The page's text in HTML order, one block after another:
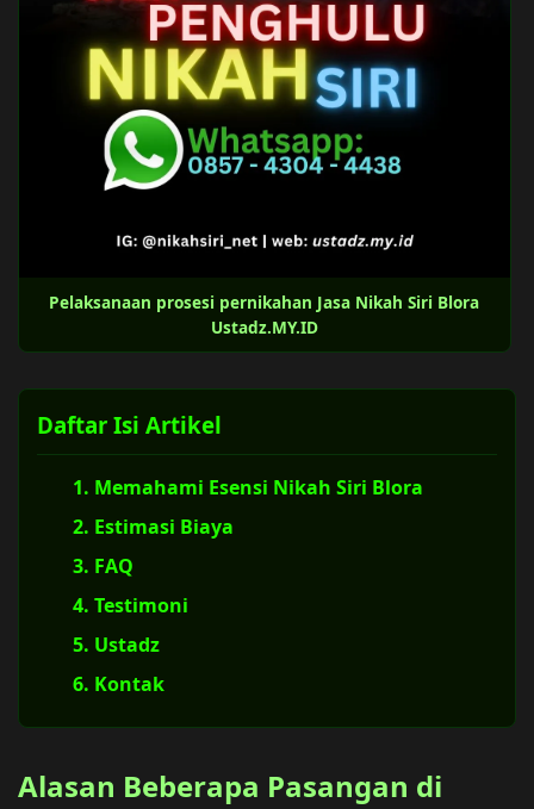
Pelaksanaan prosesi pernikahan Jasa Nikah Siri Blora
Ustadz.MY.ID
Daftar Isi Artikel
1. Memahami Esensi Nikah Siri Blora
2. Estimasi Biaya
3. FAQ
4. Testimoni
5. Ustadz
6. Kontak
Alasan Beberapa Pasangan di